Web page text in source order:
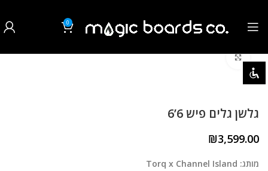
צבע רקע
זום (הקטנה)
0
לחצו להגדלה
גלשן גלים פיש 6’6
₪3,599.00
מותג: Torq x Channel Island